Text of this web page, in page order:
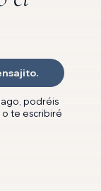
podréis
o te escribiré